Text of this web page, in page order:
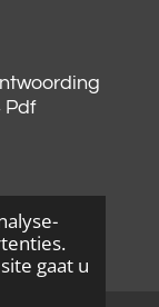
gaat u
Pdf